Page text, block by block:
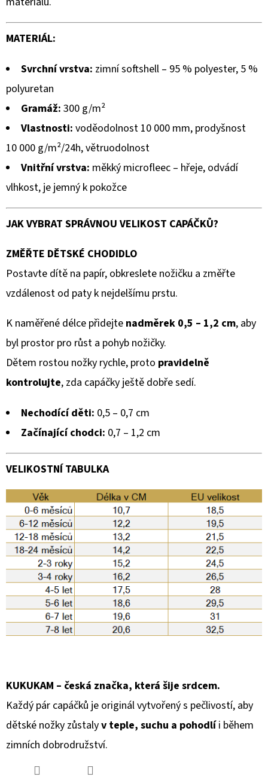
MATERIÁL:
Svrchní vrstva: zimní softshell – 95 % polyester, 5 %
polyuretan
Gramáž: 300 g/m²
Vlastnosti: voděodolnost 10 000 mm, prodyšnost
10 000 g/m²/24h, větruodolnost
Vnitřní vrstva: měkký microfleec – hřeje, odvádí
vlhkost, je jemný k pokožce
JAK VYBRAT SPRÁVNOU VELIKOST CAPÁČKŮ?
ZMĚŘTE DĚTSKÉ CHODIDLO
Postavte dítě na papír, obkreslete nožičku a změřte
vzdálenost od paty k nejdelšímu prstu.
K naměřené délce přidejte nadměrek 0,5 – 1,2 cm, aby
byl prostor pro růst a pohyb nožičky.
Dětem rostou nožky rychle, proto pravidelně
kontrolujte, zda capáčky ještě dobře sedí.
Nechodící děti: 0,5 – 0,7 cm
Začínající chodci: 0,7 – 1,2 cm
VELIKOSTNÍ TABULKA
KUKUKAM – česká značka, která šije srdcem.
Každý pár capáčků je originál vytvořený s pečlivostí, aby
dětské nožky zůstalyv teple, suchu a pohodlíi během
zimních dobrodružství.